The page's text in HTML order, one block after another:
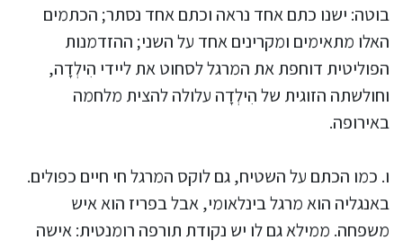
בוטה: ישנו כתם אחד נראה וכתם אחד נסתר; הכתמים
האלו מתאימים ומקרינים אחד על השני; ההזדמנות
הפוליטית דוחפת את המרגל לסחוט את ליידי הִילְדָה,
וחולשתה הזוגית של הִילְדָה עלולה להצית מלחמה
באירופה.
ו. כמו הכתם על השטיח, גם לוקס המרגל חי חיים כפולים.
באנגליה הוא מרגל בינלאומי, אבל בפריז הוא איש
משפחה. ממילא גם לו יש נקודת תורפה רומנטית: אישה